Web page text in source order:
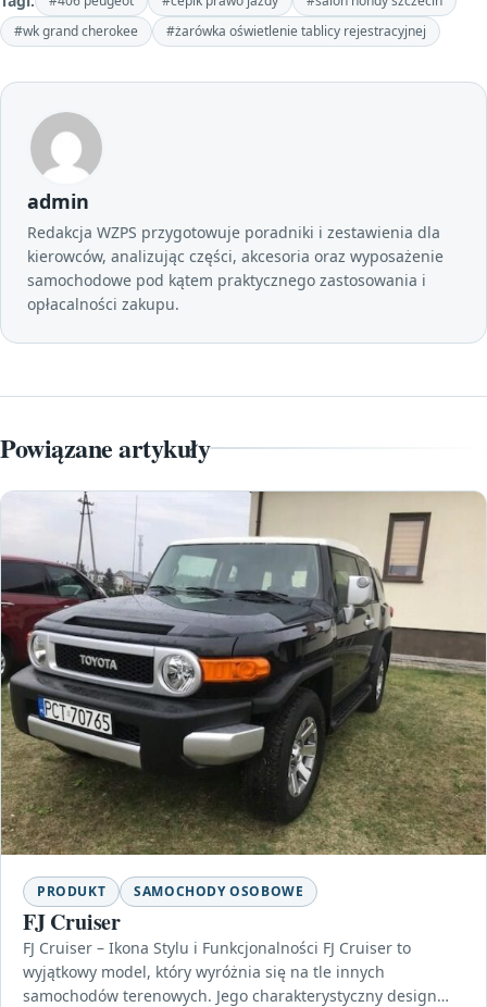
#wk grand cherokee
#żarówka oświetlenie tablicy rejestracyjnej
admin
Redakcja WZPS przygotowuje poradniki i zestawienia dla
kierowców, analizując części, akcesoria oraz wyposażenie
samochodowe pod kątem praktycznego zastosowania i
opłacalności zakupu.
Powiązane artykuły
PRODUKT SAMOCHODY OSOBOWE
FJ Cruiser
FJ Cruiser – Ikona Stylu i Funkcjonalności FJ Cruiser to
wyjątkowy model, który wyróżnia się na tle innych
samochodów terenowych. Jego charakterystyczny design